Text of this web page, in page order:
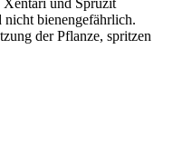
bienengefährlich.
der Pflanze, spritzen